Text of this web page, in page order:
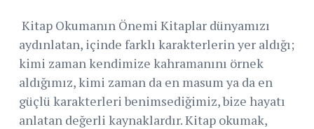
Kitap Okumanın Önemi Kitaplar dünyamızı
aydınlatan, içinde farklı karakterlerin yer aldığı;
kimi zaman kendimize kahramanını örnek
aldığımız, kimi zaman da en masum ya da en
güçlü karakterleri benimsediğimiz, bize hayatı
anlatan değerli kaynaklardır. Kitap okumak,